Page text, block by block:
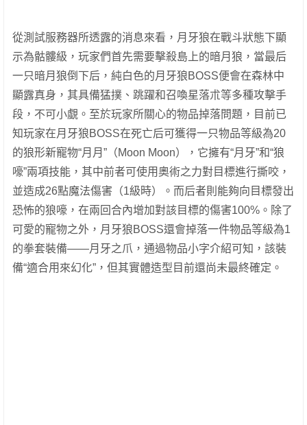
從測試服務器所透露的消息來看，月牙狼在戰斗狀態下顯
示為骷髏級，玩家們首先需要擊殺島上的暗月狼，當最后
一只暗月狼倒下后，純白色的月牙狼BOSS便會在森林中
顯露真身，其具備猛撲、跳躍和召喚星落朮等多種攻擊手
段，不可小覷。 至於玩家所關心的物品掉落問題，目前已
知玩家在月牙狼BOSS在死亡后可獲得一只物品等級為20
的狼形新寵物“月月”（Moon Moon），它擁有“月牙”和“狼
嚎”兩項技能，其中前者可使用奧術之力對目標進行撕咬，
並造成26點魔法傷害（1級時）。而后者則能夠向目標發出
恐怖的狼嚎，在兩回合內增加對該目標的傷害100%。 除了
可愛的寵物之外，月牙狼BOSS還會掉落一件物品等級為1
的拳套裝備——月牙之爪，通過物品小字介紹可知，該裝
備“適合用來幻化”，但其實體造型目前還尚未最終確定。